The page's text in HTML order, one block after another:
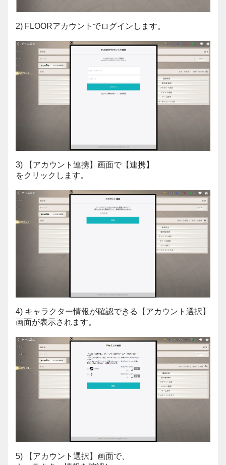
2) FLOORアカウントでログインします。
3) 【アカウント連携】画面で【連携】
をクリックします。
4) キャラクター情報が確認できる【アカウント選択】
画面が表示されます。
5) 【アカウント選択】画面で、